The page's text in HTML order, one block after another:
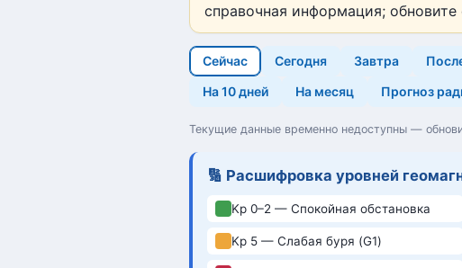
справочная информация;
Сейчас Сегодня Завтра
На 10 дней
На месяц Прогноз
Текущие данные временно недоступны —
🔢 Расшифровка уровней
Kp 0–2 — Спокойная обстановка
Kp 5 — Слабая буря (G1)